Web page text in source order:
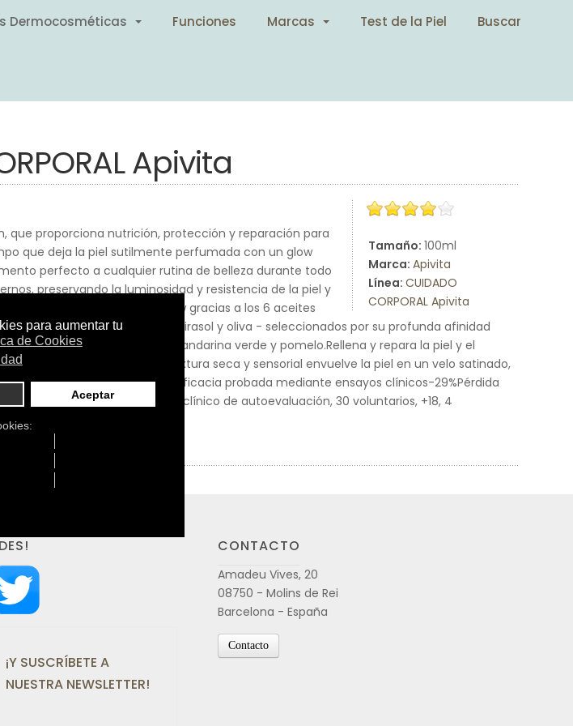
Dermocosméticas Funciones Marcas Test de la Piel
Buscar
Apivita
Tamaño: 100ml
Marca: Apivita
Línea: CUIDADO
CORPORAL Apivita
que proporciona nutrición, protección y reparación para
que deja la piel sutilmente perfumada con un glow
perfecto a cualquier rutina de belleza durante todo
preservando la luminosidad y resistencia de la piel y
y ofrece un efecto glow gracias a los 6 aceites
vegetales nutritivos - prunus, girasol y oliva - seleccionados por su profunda afinidad
revitalizantes - rosa, mandarina verde y pomelo.Rellena y repara la piel y el
al 7% de escualano.Su textura seca y sensorial envuelve la piel en un velo satinado,
delicada y sofisticada.Eficacia probada mediante ensayos clínicos-29%Pérdida
y ** % satisfacción, estudio clínico de autoevaluación, 30 voluntarios, +18, 4
¡Y SUSCRÍBETE A
NUESTRA NEWSLETTER!
CONTACTO
Amadeu Vives, 20
08750 - Molins de Rei
Barcelona - España
Contacto